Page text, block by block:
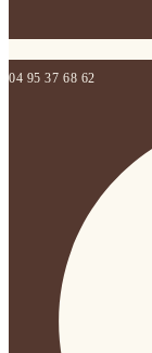
04 95 37 68 62